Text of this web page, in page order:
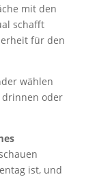
mit den
schafft
für den
wählen
oder
ist, und